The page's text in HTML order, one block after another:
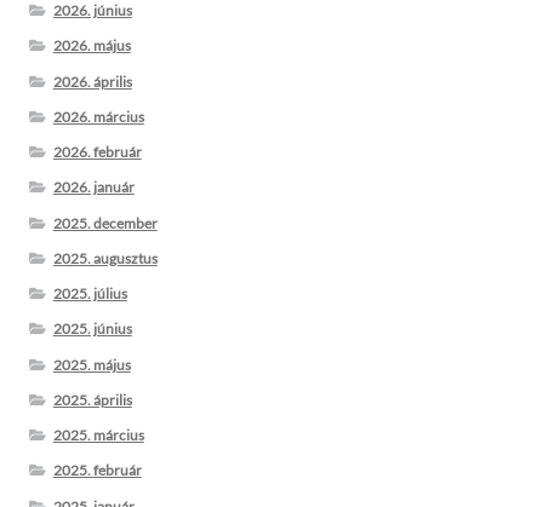
2026. június
2026. május
2026. április
2026. március
2026. február
2026. január
2025. december
2025. augusztus
2025. július
2025. június
2025. május
2025. április
2025. március
2025. február